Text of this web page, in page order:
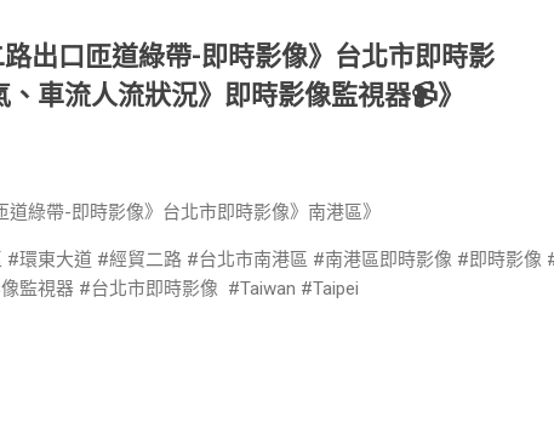
出口匝道綠帶-即時影像》台北市即時影
車流人流狀況》即時影像監視器📹》
綠帶-即時影像》台北市即時影像》南港區》
環東大道 #經貿二路 #台北市南港區 #南港區即時影像 #即時影像
監視器 #台北市即時影像 #Taiwan #Taipei